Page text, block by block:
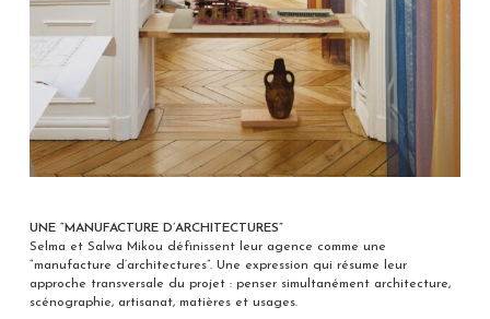
UNE “MANUFACTURE D’ARCHITECTURES”
Selma et Salwa Mikou définissent leur agence comme une
“manufacture d’architectures”. Une expression qui résume leur
approche transversale du projet : penser simultanément architecture,
scénographie, artisanat, matières et usages.